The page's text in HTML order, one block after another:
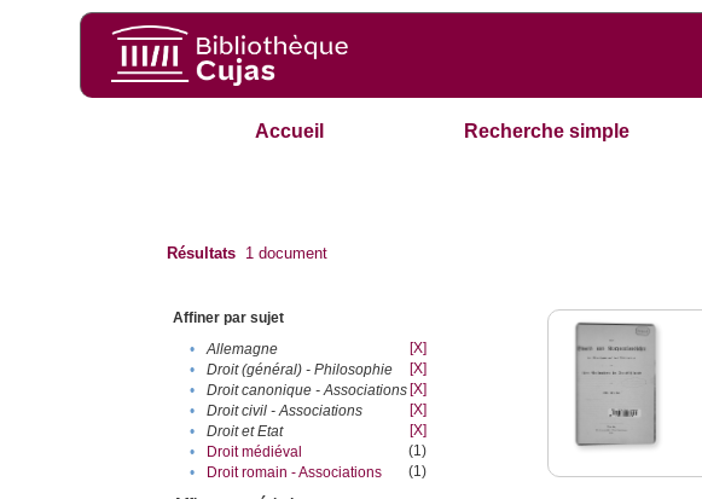
Accueil Recherche simple
Résultats 1 document
Affiner par sujet
•
Allemagne
[X]
•
Droit (général) - Philosophie
[X]
•
Droit canonique - Associations [X]
•
Droit civil - Associations
[X]
•
Droit et Etat
[X]
•
Droit médiéval
(1)
•
Droit romain - Associations
(1)